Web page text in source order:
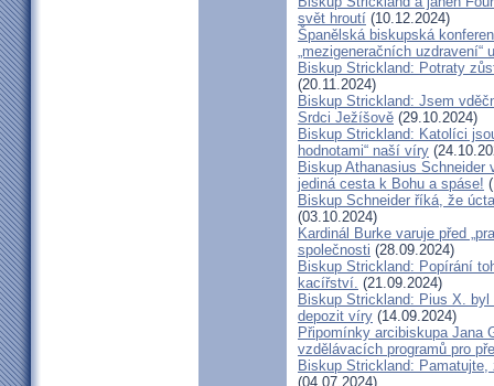
svět hroutí (10.12.2024)
Španělská biskupská
„mezigeneračních
Biskup Strickland: Potraty
(20.11.2024)
Biskup Strickland: Jsem
Srdci Ježíšově (29.10.2024)
Biskup Strickland: Katolíci
hodnotami“ naší víry
Biskup Athanasius
jediná cesta k Bohu a spáse!
Biskup Schneider říká, že
(03.10.2024)
Kardinál Burke varuje před
společnosti (28.09.2024)
Biskup Strickland: Popírání
kacířství. (21.09.2024)
Biskup Strickland: Pius X.
depozit víry (14.09.2024)
Připomínky arcibiskupa Jana
vzdělávacích programů pro
Biskup Strickland:
(04.07.2024)